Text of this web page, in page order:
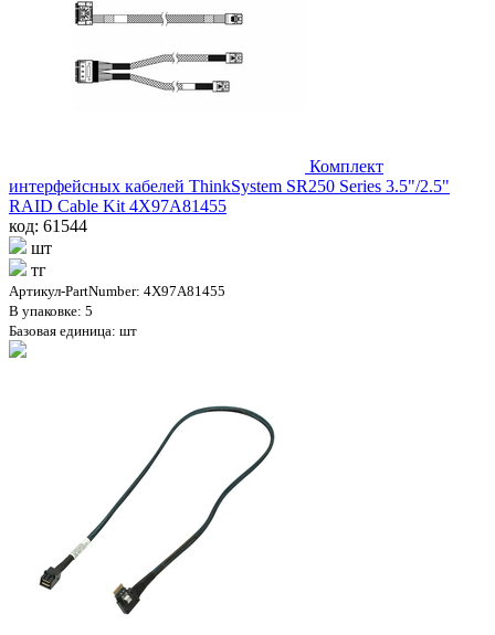
Комплект
интерфейсных кабелей ThinkSystem SR250 Series 3.5"/2.5"
RAID Cable Kit 4X97A81455
код: 61544
шт
тг
Артикул-PartNumber: 4X97A81455
В упаковке: 5
Базовая единица: шт